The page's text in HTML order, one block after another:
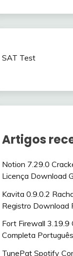
SAT Test
Artigos
Notion 7.29.0
Licença Download
Kavita 0.9.0.2
Registro Download
Fort Firewall 3.19.9
Completa
TunePat Spotify